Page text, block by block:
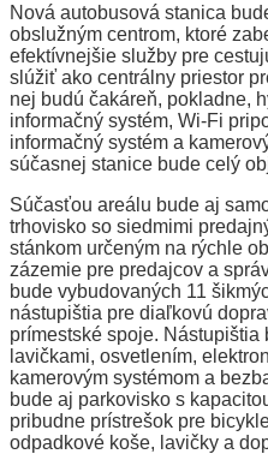
Nová autobusová stanica
obslužným centrom, ktoré
efektívnejšie služby pre
slúžiť ako centrálny priestor
nej budú čakáreň, pokladne,
informačný systém, Wi-Fi
informačný systém a
súčasnej stanice bude celý
Súčasťou areálu bude aj
trhovisko so siedmimi
stánkom určeným na rýchle
zázemie pre predajcov a
bude vybudovaných 11
nástupištia pre diaľkovú
prímestské spoje.
lavičkami, osvetlením,
kamerovým systémom a
bude aj parkovisko s
pribudne prístrešok pre
odpadkové koše, lavičky a